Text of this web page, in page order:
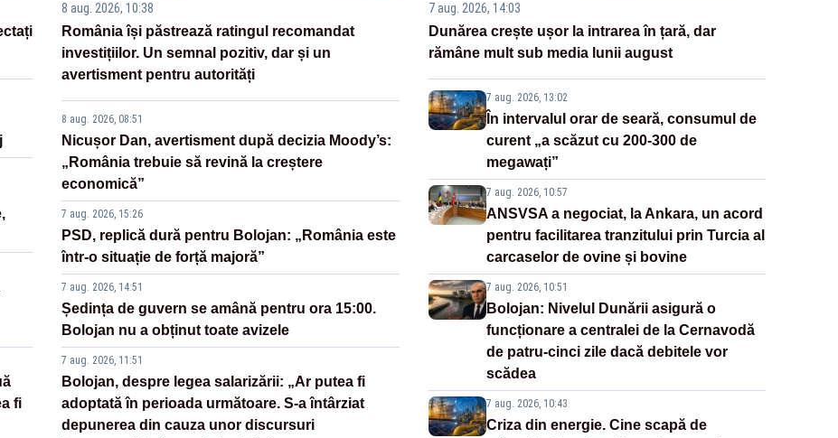
fi
8 aug. 2026, 10:38
România își păstrează ratingul recomandat
investițiilor. Un semnal pozitiv, dar și un
avertisment pentru autorități
8 aug. 2026, 08:51
Nicușor Dan, avertisment după decizia Moody’s:
„România trebuie să revină la creștere
economică”
7 aug. 2026, 15:26
PSD, replică dură pentru Bolojan: „România este
într-o situație de forță majoră”
7 aug. 2026, 14:51
Ședința de guvern se amână pentru ora 15:00.
Bolojan nu a obținut toate avizele
7 aug. 2026, 11:51
Bolojan, despre legea salarizării: „Ar putea fi
adoptată în perioada următoare. S-a întârziat
depunerea din cauza unor discursuri
7 aug. 2026, 14:03
Dunărea crește ușor la intrarea în țară, dar
rămâne mult sub media lunii august
7 aug. 2026, 13:02
În intervalul orar de seară, consumul de
curent „a scăzut cu 200-300 de
megawați”
7 aug. 2026, 10:57
ANSVSA a negociat, la Ankara, un acord
pentru facilitarea tranzitului prin Turcia al
carcaselor de ovine și bovine
7 aug. 2026, 10:51
Bolojan: Nivelul Dunării asigură o
funcționare a centralei de la Cernavodă
de patru-cinci zile dacă debitele vor
scădea
7 aug. 2026, 10:43
Criza din energie. Cine scapă de